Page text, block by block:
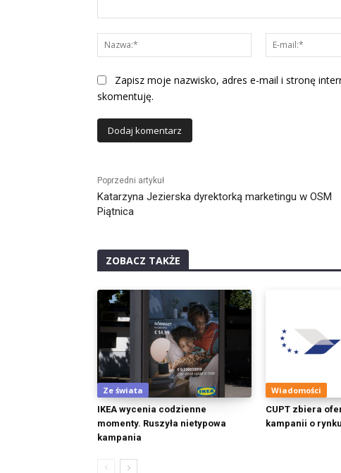
Nazwa:*
Zapisz moje nazwisko, adres e-mail i stronę
skomentuję.
Poprzedni artykuł
Katarzyna Jezierska dyrektorką marketingu w OSM
Piątnica
ZOBACZ TAKŻE
Ze świata
IKEA wycenia codzienne
momenty. Ruszyła nietypowa
kampania
Wiadomości
CUPT zbiera
kampanii o